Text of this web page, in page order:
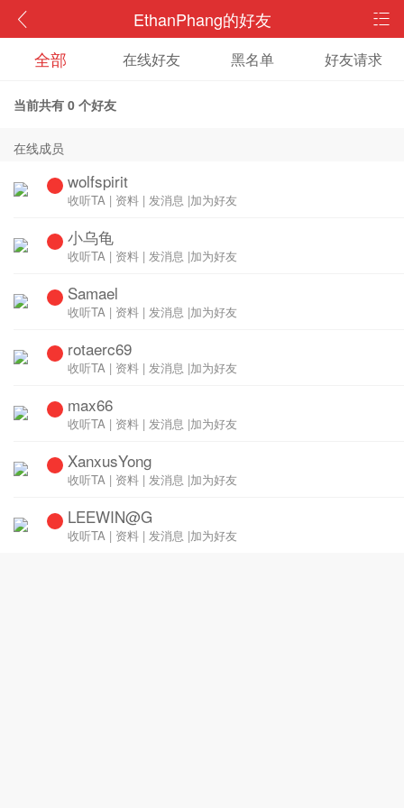
EthanPhang的好友
全部 在线好友 黑名单 好友请求
当前共有 0 个好友
在线成员
wolfspirit
收听TA | 资料 | 发消息 |加为好友
小乌龟
收听TA | 资料 | 发消息 |加为好友
Samael
收听TA | 资料 | 发消息 |加为好友
rotaerc69
收听TA | 资料 | 发消息 |加为好友
max66
收听TA | 资料 | 发消息 |加为好友
XanxusYong
收听TA | 资料 | 发消息 |加为好友
LEEWIN@G
收听TA | 资料 | 发消息 |加为好友